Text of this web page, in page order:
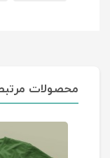
محصولات